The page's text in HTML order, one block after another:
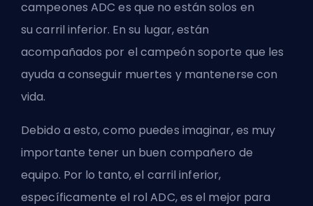
campeones ADC es que no están solos en
sucarril inferior. En su lugar, están
acompañados por el campeón soporte que les
ayuda a conseguir muertes y mantenerse con
vida.
Debido a esto, como puedes imaginar, es muy
importante tener un buen compañero de
equipo. Por lo tanto, el carril inferior,
específicamente el rol ADC, es el mejor para